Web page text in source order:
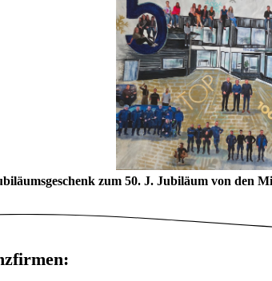
zum 50. J. Jubiläum von den